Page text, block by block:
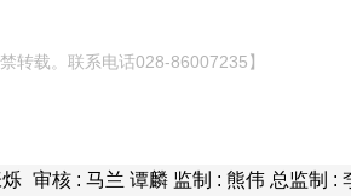
转载。联系电话028-86007235】
审核 : 马兰 谭麟 监制 : 熊伟 总监制 :